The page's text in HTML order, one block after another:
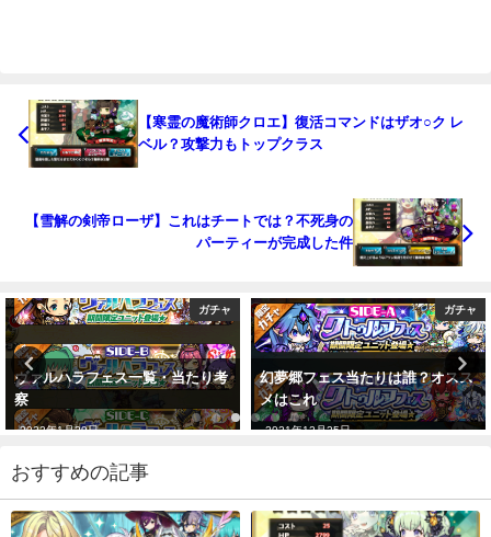
【寒霊の魔術師クロエ】復活コマンドはザオ○ク レ
ベル？攻撃力もトップクラス
【雪解の剣帝ローザ】これはチートでは？不死身の
パーティーが完成した件
ガチャ
ヴァルハラフェス一覧・当たり考
察
2022年1月29日
ガチャ
幻夢郷フェス当たりは誰？オスス
メはこれ
2021年12月25日
おすすめの記事